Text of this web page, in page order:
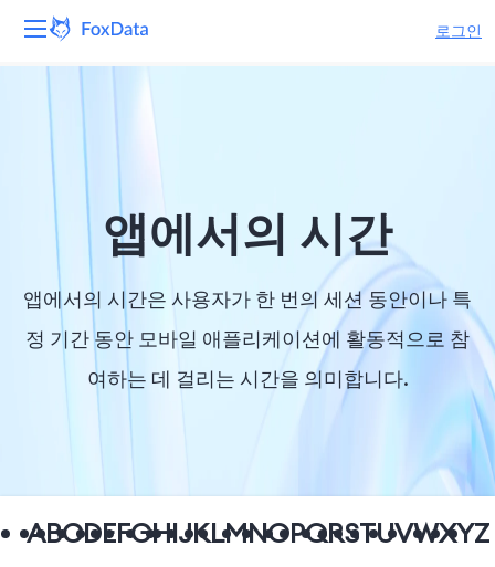
로그인
앱에서의 시간
앱에서의 시간은 사용자가 한 번의 세션 동안이나 특
정 기간 동안 모바일 애플리케이션에 활동적으로 참
여하는 데 걸리는 시간을 의미합니다.
ABCDEFGHIJKLMNOPQRSTUVWXYZ